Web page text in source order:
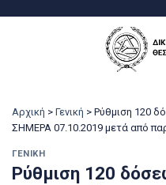
Αρχική > Γενική > Ρύθμιση 120
ΣΗΜΕΡΑ 07.10.2019 μετά από
ΓΕΝΙΚΉ
Ρύθμιση 120